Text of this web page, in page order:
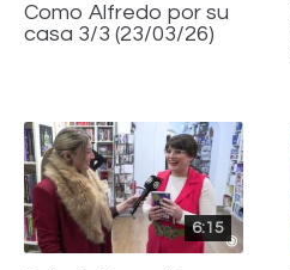
Como Alfredo por su
casa 3/3 (23/03/26)
6:15